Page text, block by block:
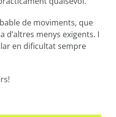
de moviments, que
d’altres menys exigents. I
en dificultat sempre